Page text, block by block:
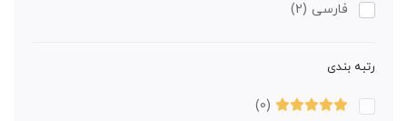
فارسی (2)
رتبه بندی
(0)